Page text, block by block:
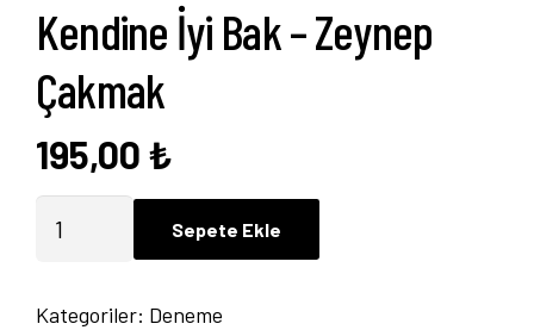
Kendine İyi Bak – Zeynep
Çakmak
195,00 ₺
-
Sepete Ekle
Kategoriler: Deneme